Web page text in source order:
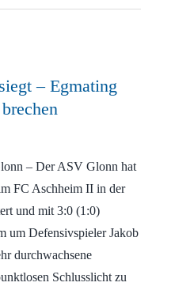
– Egmating
– Der ASV Glonn hat
FC Aschheim II in der
und mit 3:0 (1:0)
um Defensivspieler Jakob
durchwachsene
Schlusslicht zu